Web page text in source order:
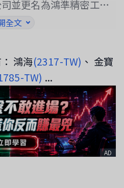
並更名為鴻準精密工業
子公司(以下簡稱「本集
全文
鴻海(2317-TW) 、 金寶
TW) ...
AD